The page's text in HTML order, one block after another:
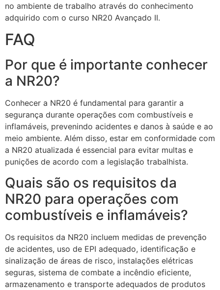
no ambiente de trabalho através do conhecimento
adquirido com o curso NR20 Avançado II.
FAQ
Por que é importante conhecer
a NR20?
Conhecer a NR20 é fundamental para garantir a
segurança durante operações com combustíveis e
inflamáveis, prevenindo acidentes e danos à saúde e ao
meio ambiente. Além disso, estar em conformidade com
a NR20 atualizada é essencial para evitar multas e
punições de acordo com a legislação trabalhista.
Quais são os requisitos da
NR20 para operações com
combustíveis e inflamáveis?
Os requisitos da NR20 incluem medidas de prevenção
de acidentes, uso de EPI adequado, identificação e
sinalização de áreas de risco, instalações elétricas
seguras, sistema de combate a incêndio eficiente,
armazenamento e transporte adequados de produtos